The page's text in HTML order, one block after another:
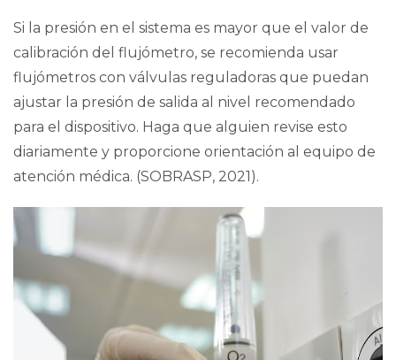
Si la presión en el sistema es mayor que el valor de
calibración del flujómetro, se recomienda usar
flujómetros con válvulas reguladoras que puedan
ajustar la presión de salida al nivel recomendado
para el dispositivo. Haga que alguien revise esto
diariamente y proporcione orientación al equipo de
atención médica. (SOBRASP, 2021).